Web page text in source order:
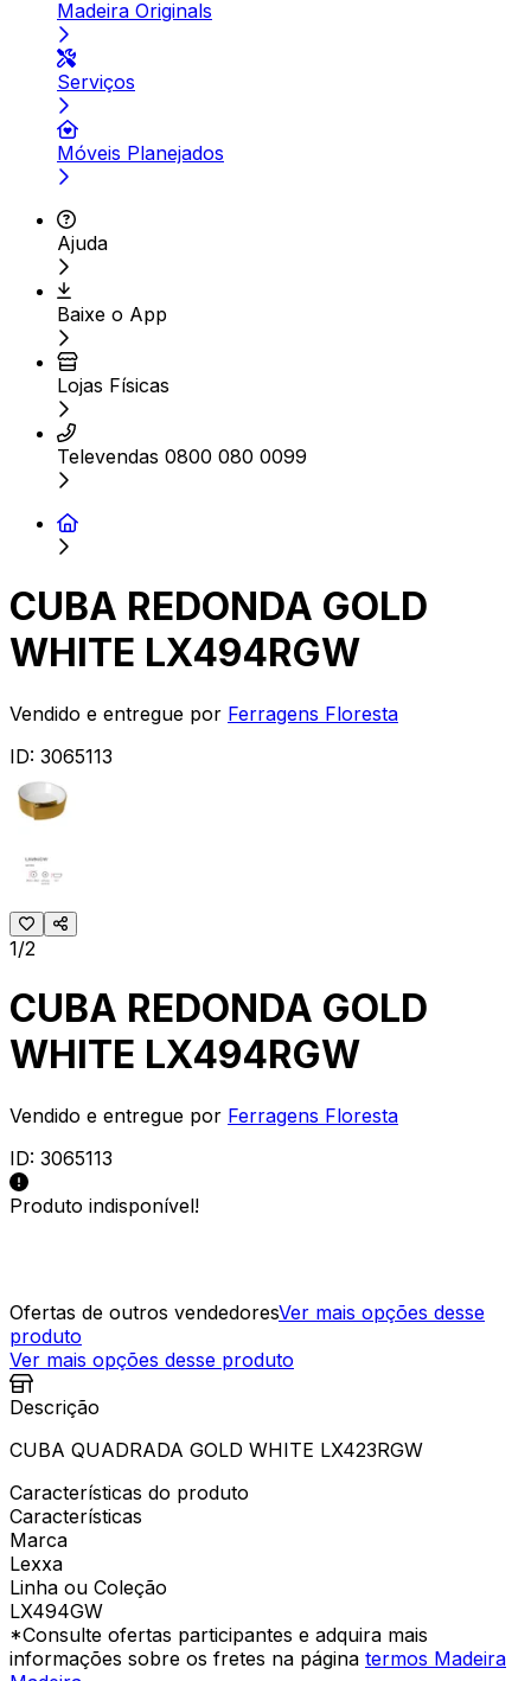
Madeira Originals
Serviços
Móveis Planejados
Ajuda
Baixe o App
Lojas Físicas
Televendas 0800 080 0099
CUBA REDONDA GOLD
WHITE LX494RGW
Vendido e entregue por Ferragens Floresta
ID: 3065113
1/2
CUBA REDONDA GOLD
WHITE LX494RGW
Vendido e entregue por Ferragens Floresta
ID: 3065113
Produto indisponível!
Ofertas de outros vendedoresVer mais opções desse
produto
Ver mais opções desse produto
Descrição
CUBA QUADRADA GOLD WHITE LX423RGW
Características do produto
Características
Marca
Lexxa
Linha ou Coleção
LX494GW
*Consulte ofertas participantes e adquira mais
informações sobre os fretes na página termos Madeira